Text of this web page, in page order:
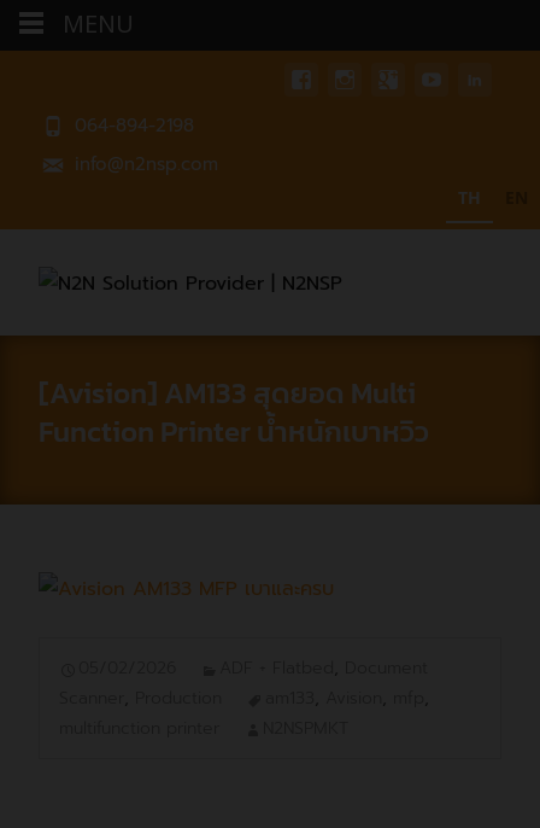
064-894-2198
info@n2nsp.com
TH
[Avision] AM133 สุดยอด Multi
Function Printer น้ำหนักเบาหวิว
MENU